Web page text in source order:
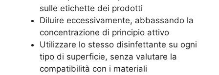
sulle etichette dei prodotti
Diluire eccessivamente, abbassando la
concentrazione di principio attivo
Utilizzare lo stesso disinfettante su ogni
tipo di superficie, senza valutare la
compatibilità con i materiali